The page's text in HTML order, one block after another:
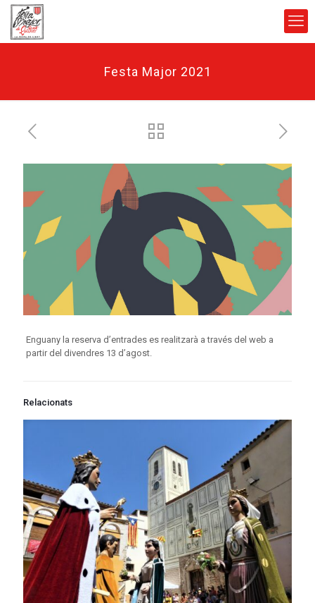
Festa Major 2021
Enguany la reserva d’entrades es realitzarà a través del web a
partir del divendres 13 d’agost.
Relacionats